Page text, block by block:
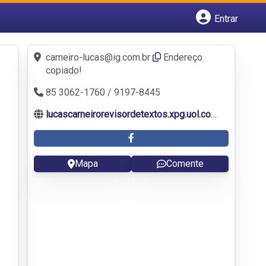
Entrar
Fazer login
Criar conta
carneiro-lucas@ig.com.br
Endereço
copiado!
85 3062-1760 / 9197-8445
lucascarneirorevisordetextos.xpg.uol.com.br/revisao-de-textos-lucas-carneiro-revisao-vernacular-ortografica-gramatical-textual.html
Mapa Comente